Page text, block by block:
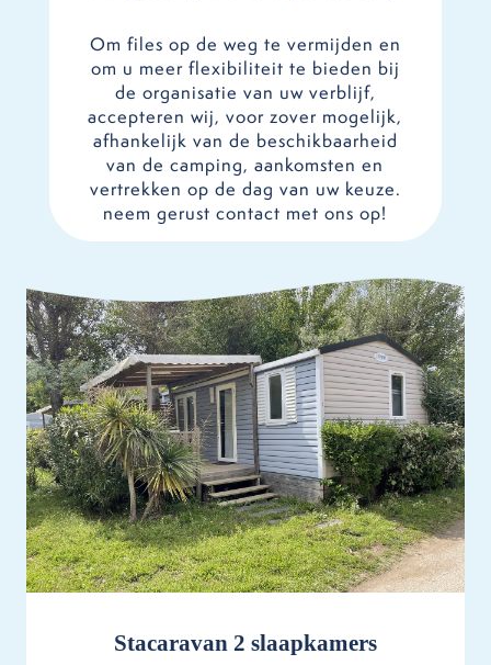
Om files op de weg te vermijden en
om u meer flexibiliteit te bieden bij
de organisatie van uw verblijf,
accepteren wij, voor zover mogelijk,
afhankelijk van de beschikbaarheid
van de camping, aankomsten en
vertrekken op de dag van uw keuze.
neem gerust contact met ons op!
Stacaravan 2 slaapkamers